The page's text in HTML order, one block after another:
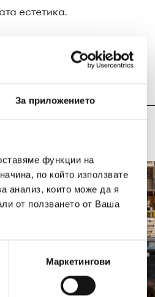
За приложението
функции на
по който използвате
анализ, които може да я
от ползването от Ваша
Маркетингови
естетика.